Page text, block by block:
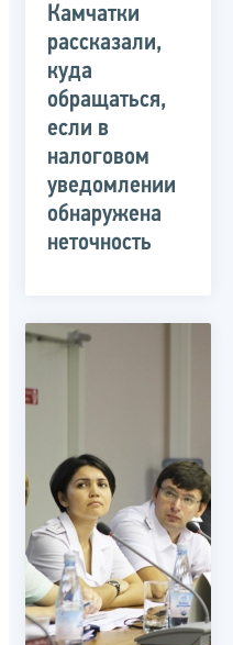
Камчатки
рассказали,
куда
обращаться,
если в
налоговом
уведомлении
обнаружена
неточность